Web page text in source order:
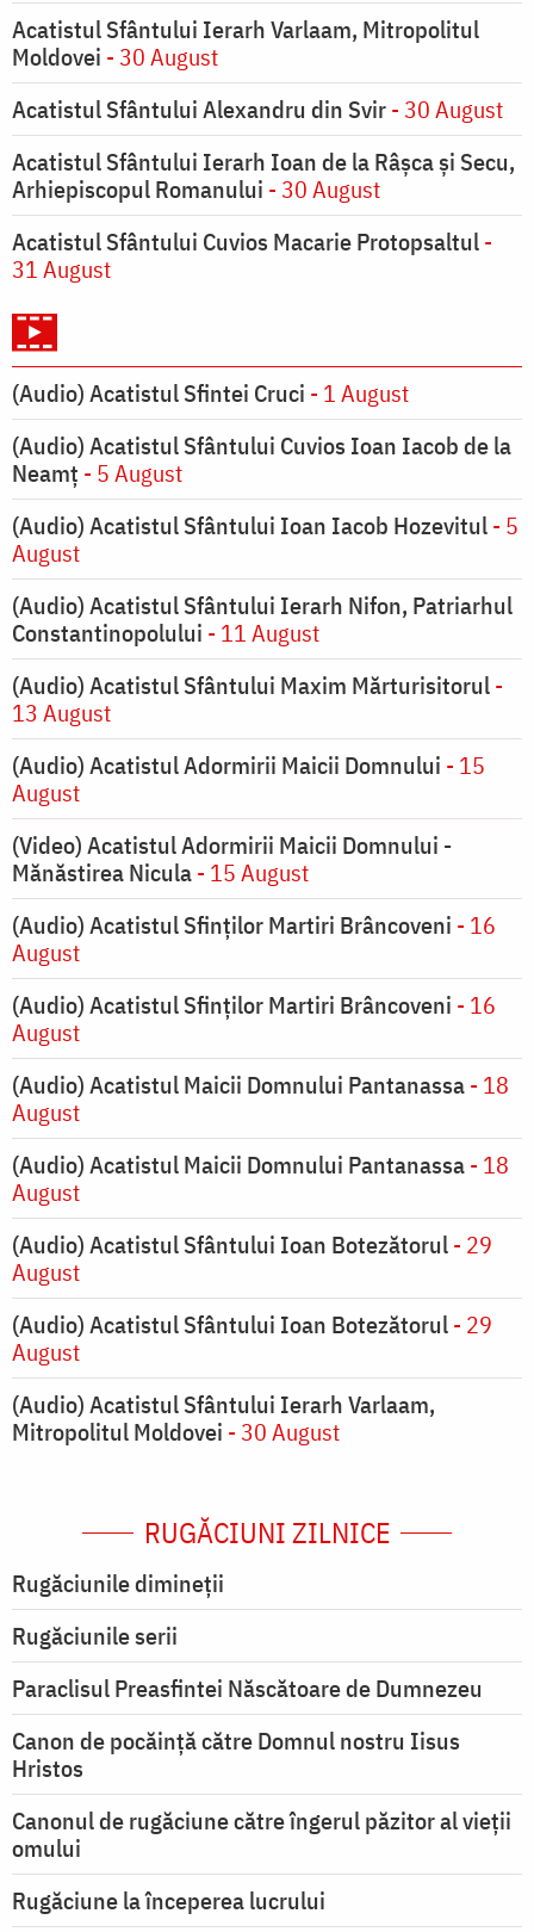
Acatistul Sfântului Ierarh Varlaam, Mitropolitul
Moldovei - 30 August
Acatistul Sfântului Alexandru din Svir- 30 August
Acatistul Sfântului Ierarh Ioan de la Râşca şi Secu,
Arhiepiscopul Romanului - 30 August
Acatistul Sfântului Cuvios Macarie Protopsaltul-
31 August
(Audio) Acatistul Sfintei Cruci - 1 August
(Audio) Acatistul Sfântului Cuvios Ioan Iacob de la
Neamț - 5 August
(Audio) Acatistul Sfântului Ioan Iacob Hozevitul- 5
August
(Audio) Acatistul Sfântului Ierarh Nifon, Patriarhul
Constantinopolului - 11 August
(Audio) Acatistul Sfântului Maxim Mărturisitorul-
13 August
(Audio) Acatistul Adormirii Maicii Domnului - 15
August
(Video) Acatistul Adormirii Maicii Domnului -
Mănăstirea Nicula- 15 August
(Audio) Acatistul Sfinților Martiri Brâncoveni - 16
August
(Audio) Acatistul Sfinților Martiri Brâncoveni - 16
August
(Audio) Acatistul Maicii Domnului Pantanassa- 18
August
(Audio) Acatistul Maicii Domnului Pantanassa- 18
August
(Audio) Acatistul Sfântului Ioan Botezătorul- 29
August
(Audio) Acatistul Sfântului Ioan Botezătorul- 29
August
(Audio) Acatistul Sfântului Ierarh Varlaam,
Mitropolitul Moldovei - 30 August
RUGĂCIUNI ZILNICE
Rugăciunile dimineții
Rugăciunile serii
Paraclisul Preasfintei Născătoare de Dumnezeu
Canon de pocăință către Domnul nostru Iisus
Hristos
Canonul de rugăciune către îngerul păzitor al vieții
omului
Rugăciune la începerea lucrului